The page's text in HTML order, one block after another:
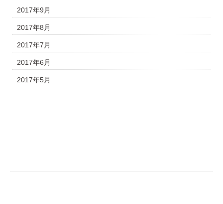
2017年9月
2017年8月
2017年7月
2017年6月
2017年5月